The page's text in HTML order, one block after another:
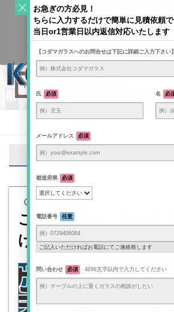
KODAMAGLASS公式ブログ | ガラス
直角
2026年4月28日
これは熱割れ？割れの
け方を解説
お急ぎの方
ちらに入力するだけで簡単に
当日or1営業日以内返信対応
【コダマガラスへのお問合せは下記に詳細ご入力下
氏 必須 名 必
メールアドレス 必須
都道府県 必須
電話番号 任意
ご記入いただければお電話にてご連絡致します
問い合わせ 必須 4096文字以内で入力してください